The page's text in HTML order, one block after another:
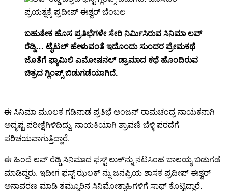
ಬಹುತೇಕ ಹೊಸ ಪ್ರತಿಭೆಗಳೇ ಸೇರಿ ನಿರ್ಮಿಸಿರುವ ಸಿನಿಮಾ ಲವ್
ರೆಡ್ಡಿ… ಟೈಟಲ್ ಹೇಳುವಂತೆ ಇದೊಂದು ಸುಂದರ ಪ್ರೇಮಕಥೆ
ಜೊತೆಗೆ ಫ್ಯಾಮಿಲಿ ಎಮೋಷನಲ್ ಡ್ರಾಮಾದ ಕಥೆ ಹೊಂದಿರುವ
ಚಿತ್ರದ ಗ್ಲಿಂಪ್ಸ್ ಬಿಡುಗಡೆಯಾಗಿದೆ.
ಈ ಸಿನಿಮಾ ಮೂಲಕ ಗಡಿನಾಡ ಪ್ರತಿಭೆ ಅಂಜನ್ ರಾಮಚಂದ್ರ ನಾಯಕನಾಗಿ
ಅದೃಷ್ಟ ಪರೀಕ್ಷೆಗಿಳಿದಿದ್ದು, ನಾಯಕಿಯಾಗಿ ಶ್ರಾವಣಿ ಬೆಳ್ಳಿ ಪರದೆಗೆ
ಪರಿಚಯವಾಗುತ್ತಿದ್ದಾರೆ.
ಈ ಹಿಂದೆ ಲವ್ ರೆಡ್ಡಿ ಸಿನಿಮಾದ ಫಸ್ಟ್ ಲುಕ್‍ನ್ನು ನಟಸಿಂಹ ಬಾಲಯ್ಯ ಬಿಡುಗಡೆ
ಮಾಡಿದ್ದರು. ಇದೀಗ ಫಸ್ಟ್ ಝಲಕ್ ನ್ನು ಜನಪ್ರಿಯ ಶಾಸಕ ಪ್ರದೀಪ್ ಈಶ್ವರ್
ಅನಾವರಣ ಮಾಡಿ ತಮ್ಮೂರಿನ ಸಿನಿಮೋತ್ಸಾಹಿಗಳಿಗೆ ಸಾಥ್ ಕೊಟ್ಟಿದ್ದಾರೆ.